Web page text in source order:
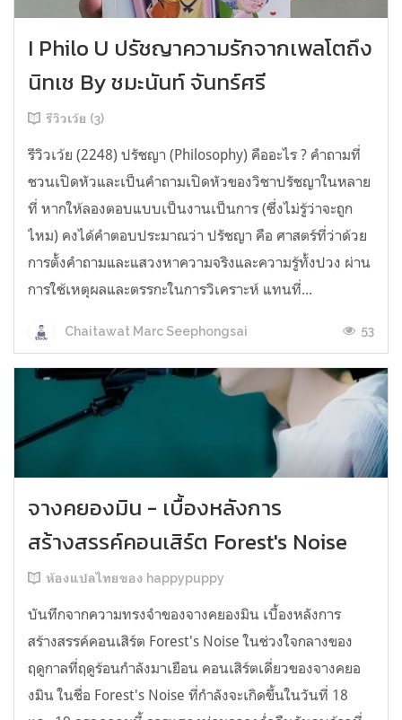
I Philo U ปรัชญาความรักจากเพลโตถึง
นิทเช By ชมะนันท์ จันทร์ศรี
รีวิวเว้ย (3)
รีวิวเว้ย (2248) ปรัชญา (Philosophy) คืออะไร ? คำถามที่
ชวนเปิดหัวและเป็นคำถามเปิดหัวของวิชาปรัชญาในหลาย
ที่ หากให้ลองตอบแบบเป็นงานเป็นการ (ซึ่งไม่รู้ว่าจะถูก
ไหม) คงได้คำตอบประมาณว่า ปรัชญา คือ ศาสตร์ที่ว่าด้วย
การตั้งคำถามและแสวงหาความจริงและความรู้ทั้งปวง ผ่าน
การใช้เหตุผลและตรรกะในการวิเคราะห์ แทนที่...
Chaitawat Marc Seephongsai 53
จางคยองมิน - เบื้องหลังการ
สร้างสรรค์คอนเสิร์ต Forest's Noise
ห้องแปลไทยของ happypuppy
บันทึกจากความทรงจำของจางคยองมิน เบื้องหลังการ
สร้างสรรค์คอนเสิร์ต Forest's Noise ในช่วงใจกลางของ
ฤดูกาลที่ฤดูร้อนกำลังมาเยือน คอนเสิร์ตเดี่ยวของจางคยอ
งมิน ในชื่อ Forest's Noise ที่กำลังจะเกิดขึ้นในวันที่ 18